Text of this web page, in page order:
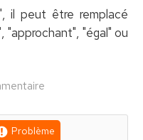
il peut être remplacé
"approchant", "égal" ou
Problème